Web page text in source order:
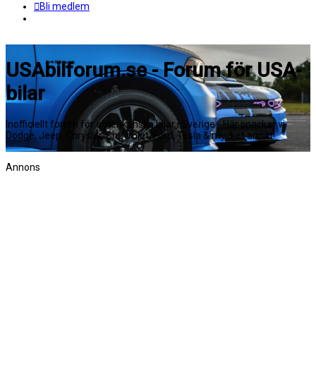
Bli medlem
USAbilforum.se - Forum för USA-
bilar
Inofficiellt forum för amerikanska bilar i Sverige - Här snackar vi
Dodge, Jeep, Chrysler, Chevrolet, Ford, Tesla & mycket annat!
Annons